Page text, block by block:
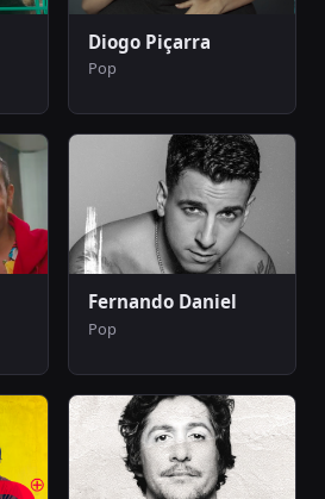
Diogo Piçarra
Pop
Fernando Daniel
Pop